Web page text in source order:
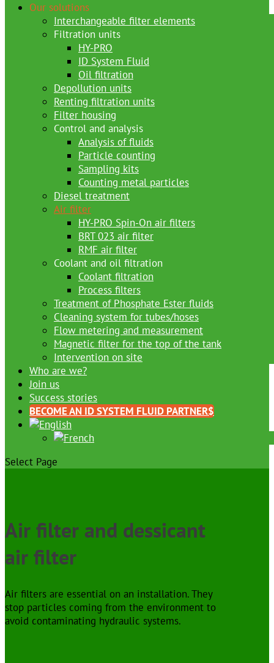
Our solutions
Interchangeable filter elements
Filtration units
HY-PRO
ID System Fluid
Oil filtration
Depollution units
Renting filtration units
Filter housing
Control and analysis
Analysis of fluids
Particle counting
Sampling kits
Counting metal particles
Diesel treatment
Air filter
HY-PRO Spin-On air filters
BRT 023 air filter
RMF air filter
Coolant and oil filtration
Coolant filtration
Process filters
Treatment of Phosphate Ester fluids
Cleaning system for tubes/hoses
Flow metering and measurement
Magnetic filter for the top of the tank
Intervention on site
Who are we?
Join us
Success stories
BECOME AN ID SYSTEM FLUID PARTNER
Select Page
Air filter and dessicant
air filter
Air filters are essential on an installation. They
stop particles coming from the environment to
avoid contaminating hydraulic systems.